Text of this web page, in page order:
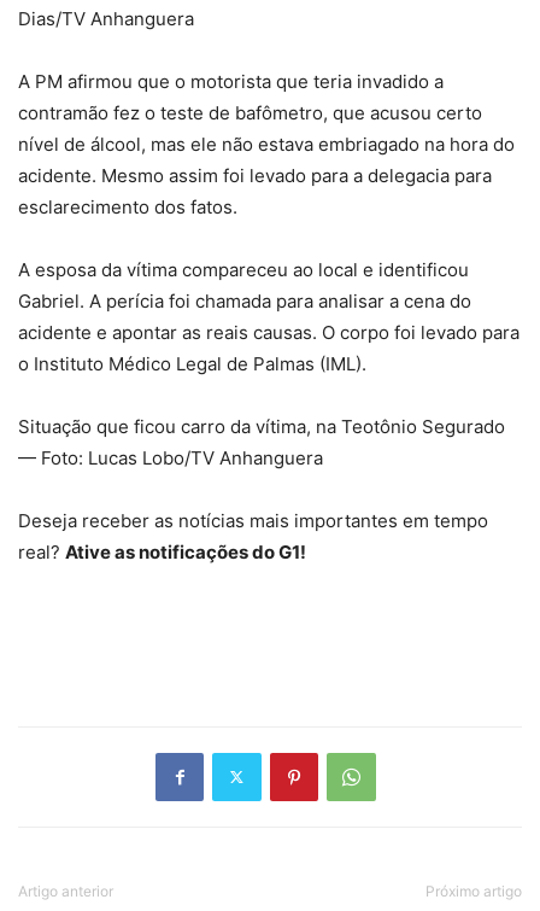
Dias/TV Anhanguera
A PM afirmou que o motorista que teria invadido a
contramão fez o teste de bafômetro, que acusou certo
nível de álcool, mas ele não estava embriagado na hora do
acidente. Mesmo assim foi levado para a delegacia para
esclarecimento dos fatos.
A esposa da vítima compareceu ao local e identificou
Gabriel. A perícia foi chamada para analisar a cena do
acidente e apontar as reais causas. O corpo foi levado para
o Instituto Médico Legal de Palmas (IML).
Situação que ficou carro da vítima, na Teotônio Segurado
— Foto: Lucas Lobo/TV Anhanguera
Deseja receber as notícias mais importantes em tempo
real? Ative as notificações do G1!
Artigo anterior Próximo artigo